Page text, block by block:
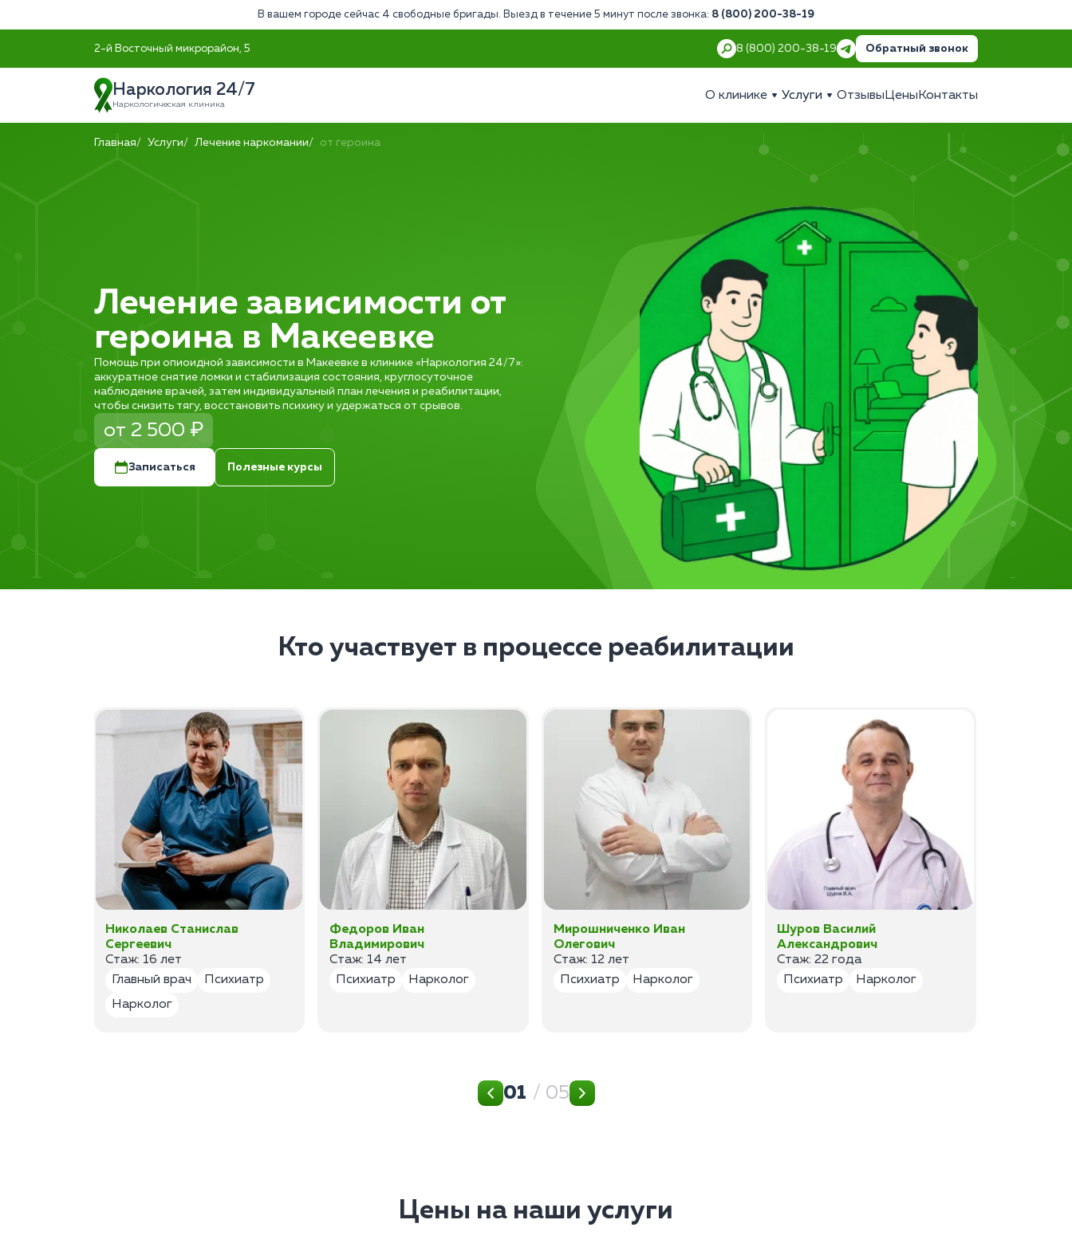
В вашем городе сейчас 4 свободные бригады. Выезд в течение 5 минут после звонка: 8 (800) 200-38-19
2-й Восточный микрорайон, 5 8 (800) 200-38-19 Обратный звонок
Наркология 24/7
Наркологическая клиника
О клинике Услуги Отзывы Цены Контакты
Главная Услуги Лечение наркомании от героина
Лечение зависимости от
героина в Макеевке
Помощь при опиоидной зависимости в Макеевке в клинике «Наркология 24/7»:
аккуратное снятие ломки и стабилизация состояния, круглосуточное
наблюдение врачей, затем индивидуальный план лечения и реабилитации,
чтобы снизить тягу, восстановить психику и удержаться от срывов.
от 2 500 ₽
Записаться Полезные курсы
Кто участвует в процессе реабилитации
Николаев Станислав
Сергеевич
Стаж: 16 лет
Главный врач
Психиатр
Нарколог
Федоров Иван
Владимирович
Стаж: 14 лет
Психиатр
Нарколог
Мирошниченко Иван
Олегович
Стаж: 12 лет
Психиатр
Нарколог
Шуров Василий
Александрович
Стаж: 22 года
Психиатр
Нарколог
01 / 05
Цены на наши услуги